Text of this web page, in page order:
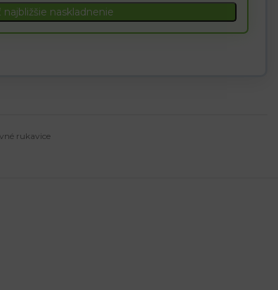
najbližšie naskladnenie
rukavice